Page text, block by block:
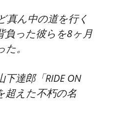
真ん中の道を行く
負った彼らを8ヶ月
。
達郎「RIDE ON
超えた不朽の名